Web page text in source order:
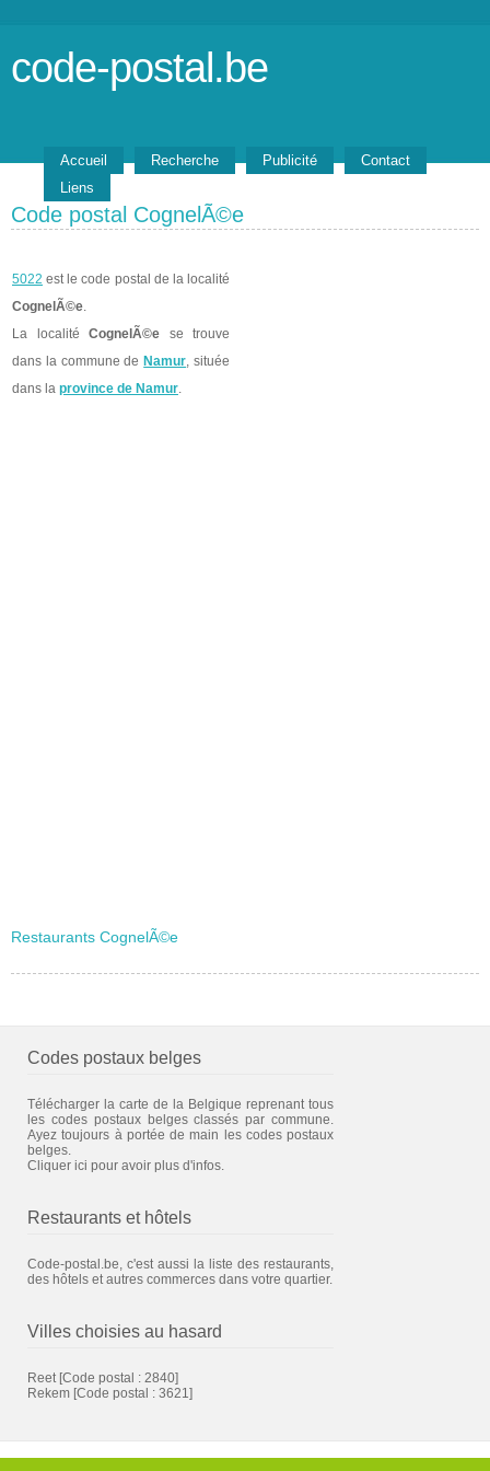
code-postal.be
Accueil Recherche Publicité
Contact
Liens
Code postal CognelÃ©e
5022 est le code postal de la localité
CognelÃ©e.
La localité CognelÃ©e se trouve
dans la commune de Namur, située
dans la province de Namur.
Restaurants CognelÃ©e
Codes postaux belges
Télécharger la carte de la Belgique reprenant tous
les codes postaux belges classés par commune.
Ayez toujours à portée de main les codes postaux
belges.
Cliquer ici pour avoir plus d'infos.
Restaurants et hôtels
Code-postal.be, c'est aussi la liste des restaurants,
des hôtels et autres commerces dans votre quartier.
Villes choisies au hasard
Reet [Code postal : 2840]
Rekem [Code postal : 3621]